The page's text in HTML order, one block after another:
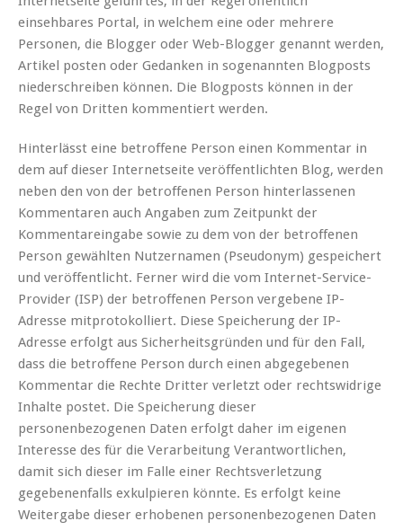
einsehbares Portal, in welchem eine oder mehrere
Personen, die Blogger oder Web-Blogger genannt werden,
Artikel posten oder Gedanken in sogenannten Blogposts
niederschreiben können. Die Blogposts können in der
Regel von Dritten kommentiert werden.
Hinterlässt eine betroffene Person einen Kommentar in
dem auf dieser Internetseite veröffentlichten Blog, werden
neben den von der betroffenen Person hinterlassenen
Kommentaren auch Angaben zum Zeitpunkt der
Kommentareingabe sowie zu dem von der betroffenen
Person gewählten Nutzernamen (Pseudonym) gespeichert
und veröffentlicht. Ferner wird die vom Internet-Service-
Provider (ISP) der betroffenen Person vergebene IP-
Adresse mitprotokolliert. Diese Speicherung der IP-
Adresse erfolgt aus Sicherheitsgründen und für den Fall,
dass die betroffene Person durch einen abgegebenen
Kommentar die Rechte Dritter verletzt oder rechtswidrige
Inhalte postet. Die Speicherung dieser
personenbezogenen Daten erfolgt daher im eigenen
Interesse des für die Verarbeitung Verantwortlichen,
damit sich dieser im Falle einer Rechtsverletzung
gegebenenfalls exkulpieren könnte. Es erfolgt keine
Weitergabe dieser erhobenen personenbezogenen Daten